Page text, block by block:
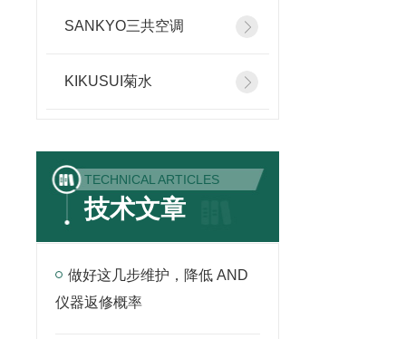
SANKYO三共空调
KIKUSUI菊水
TECHNICAL ARTICLES
技术文章
做好这几步维护，降低 AND
仪器返修概率